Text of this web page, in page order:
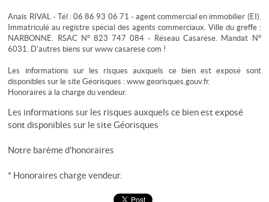
Anaïs RIVAL - Tél : 06 86 93 06 71 - agent commercial en immobilier (EI).
Immatriculé au registre spécial des agents commerciaux. Ville du greffe :
NARBONNE. RSAC N° 823 747 084 - Réseau Casarèse. Mandat N°
6031. D'autres biens sur www casarese com !
Les informations sur les risques auxquels ce bien est exposé sont
disponibles sur le site Géorisques : www.georisques.gouv.fr.
Honoraires à la charge du vendeur.
Les informations sur les risques auxquels ce bien est exposé
sont disponibles sur le siteGéorisques
Notre barème d'honoraires
* Honoraires charge vendeur.